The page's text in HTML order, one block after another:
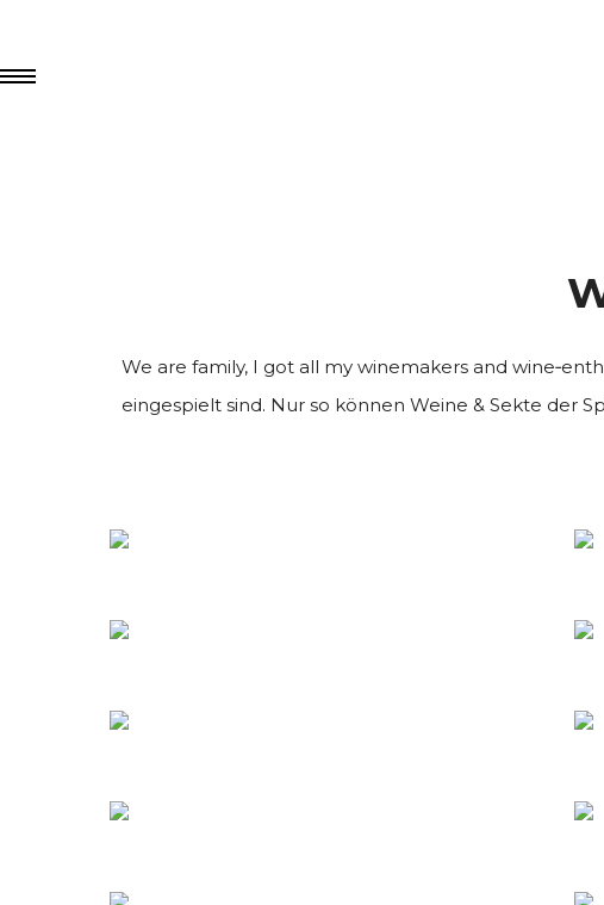
We are family, I got all my winemakers and
eingespielt sind. Nur so können Weine & Sekte der